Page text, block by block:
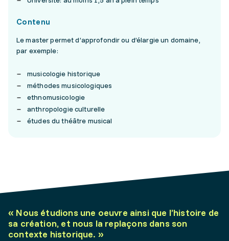
Contenu
Le master permet d’approfondir ou d’élargie un domaine,
par exemple:
musicologie historique
méthodes musicologiques
ethnomusicologie
anthropologie culturelle
études du théâtre musical
« Nous étudions une oeuvre ainsi que l’histoire de
sa création, et nous la replaçons dans son
contexte historique. »